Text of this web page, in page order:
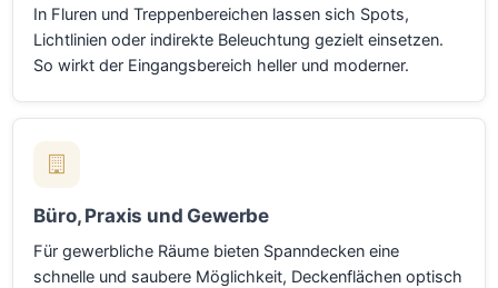
In Fluren und Treppenbereichen lassen sich Spots,
Lichtlinien oder indirekte Beleuchtung gezielt einsetzen.
So wirkt der Eingangsbereich heller und moderner.
Büro, Praxis und Gewerbe
Für gewerbliche Räume bieten Spanndecken eine
schnelle und saubere Möglichkeit, Deckenflächen optisch